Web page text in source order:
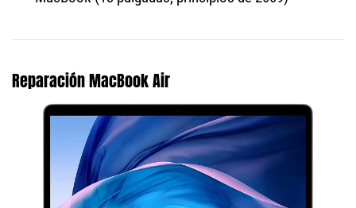
Reparación MacBook Air